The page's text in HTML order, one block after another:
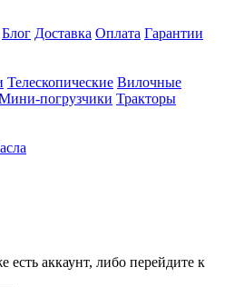
Блог Доставка Оплата Гарантии
Телескопические Вилочные
погрузчики Тракторы
есть аккаунт, либо перейдите к